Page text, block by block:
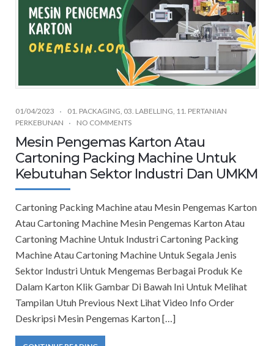
01/04/2023 01. PACKAGING 03. LABELLING 11. PERTANIAN
PERKEBUNAN
NO COMMENTS
Mesin Pengemas Karton Atau
Cartoning Packing Machine Untuk
Kebutuhan Sektor Industri Dan UMKM
Cartoning Packing Machine atau Mesin Pengemas Karton
Atau Cartoning Machine Mesin Pengemas Karton Atau
Cartoning Machine Untuk Industri Cartoning Packing
Machine Atau Cartoning Machine Untuk Segala Jenis
Sektor Industri Untuk Mengemas Berbagai Produk Ke
Dalam Karton Klik Gambar Di Bawah Ini Untuk Melihat
Tampilan Utuh Previous Next Lihat Video Info Order
Deskripsi Mesin Pengemas Karton […]